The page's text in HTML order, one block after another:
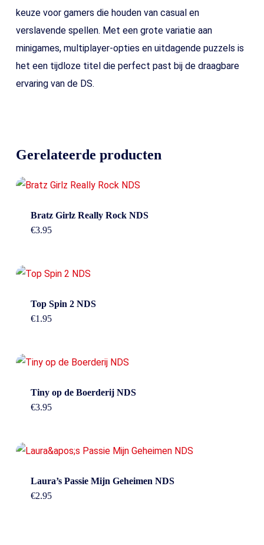
keuze voor gamers die houden van casual en
verslavende spellen. Met een grote variatie aan
minigames, multiplayer-opties en uitdagende puzzels is
het een tijdloze titel die perfect past bij de draagbare
ervaring van de DS.
Gerelateerde producten
Bratz Girlz Really Rock NDS
€3.95
Top Spin 2 NDS
€1.95
Tiny op de Boerderij NDS
€3.95
Laura’s Passie Mijn Geheimen NDS
€2.95